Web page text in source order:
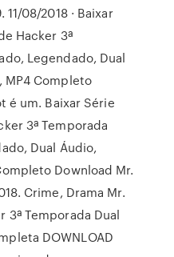
08/2018 · Baixar
Hacker 3ª
Legendado, Dual
MP4 Completo
é um. Baixar Série
3ª Temporada
Dual Áudio,
Download Mr.
Crime, Drama Mr.
3ª Temporada Dual
DOWNLOAD